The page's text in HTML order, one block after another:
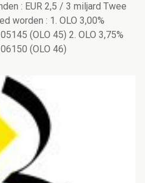
: EUR 2,5 / 3 miljard Twee
worden : 1. OLO 3,00%
(OLO 45) 2. OLO 3,75%
(OLO 46)